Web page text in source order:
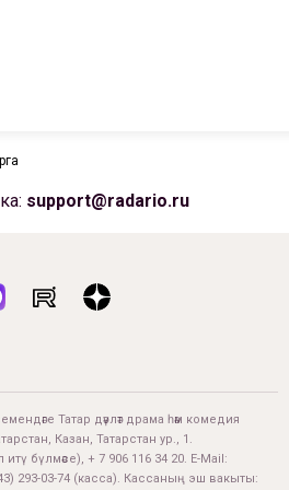
support@radario.ru
Татар дәүләт драма һәм комедия
Казан, Татарстан ур., 1.
итү бүлмәсе), + 7 906 116 34 20. E-Mail:
293-03-74 (касса). Кассаның эш вакыты: